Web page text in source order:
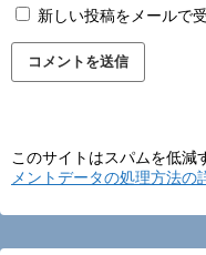
新しい投稿をメールで
このサイトはスパムを低減
メントデータの処理方法の